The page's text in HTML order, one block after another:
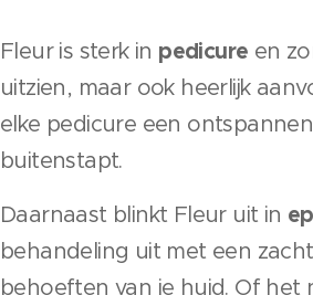
Fleur is sterk in pedicure en
uitzien, maar ook heerlijk
elke pedicure een
buitenstapt.
Daarnaast blinkt Fleur uit in
behandeling uit met een
behoeften van je huid. Of